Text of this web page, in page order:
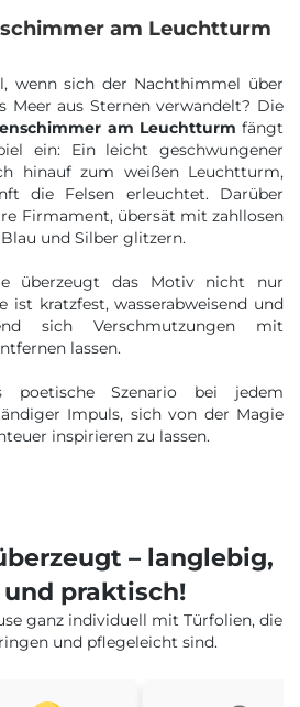
am Leuchtturm
wenn sich der Nachthimmel über
Meer aus Sternen verwandelt? Die
am Leuchtturm fängt
ein: Ein leicht geschwungener
hinauf zum weißen Leuchtturm,
die Felsen erleuchtet. Darüber
Firmament, übersät mit zahllosen
und Silber glitzern.
überzeugt das Motiv nicht nur
ist kratzfest, wasserabweisend und
sich Verschmutzungen mit
lassen.
poetische Szenario bei jedem
Impuls, sich von der Magie
inspirieren zu lassen.
– langlebig,
praktisch!
ganz individuell mit Türfolien, die
und pflegeleicht sind.